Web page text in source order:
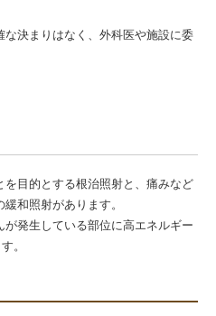
な決まりはなく、外科医や施設に委
目的とする根治照射と、痛みなど
和照射があります。
発生している部位に高エネルギー
。